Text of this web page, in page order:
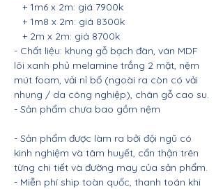
+ 1m6 x 2m: giá 7900k
+ 1m8 x 2m: giá 8300k
+ 2m x 2m: giá 8700k
- Chất liệu: khung gỗ bạch đàn, ván MDF
lõi xanh phủ melamine trắng 2 mặt, nệm
mút foam, vải nỉ bố (ngoài ra còn có vải
nhung / da công nghiệp), chân gỗ cao su.
- Sản phẩm chưa bao gồm nệm
- Sản phẩm được làm ra bởi đội ngũ có
kinh nghiệm và tâm huyết, cẩn thận trên
từng chi tiết và đường may của sản phẩm.
- Miễn phí ship toàn quốc, thanh toán khi